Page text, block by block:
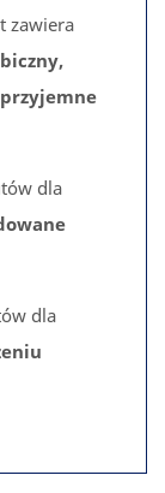
zawiera
dla
dla